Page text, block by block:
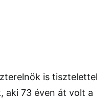
is tisztelettel
aki 73 éven át volt a